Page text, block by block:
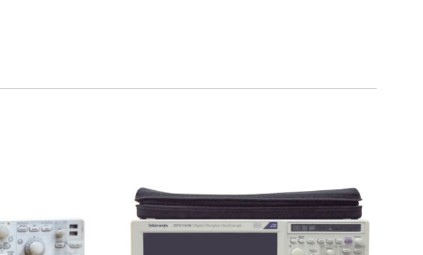
65％（割引率35％）
55％（割引率45％）
50％（割引率50％）